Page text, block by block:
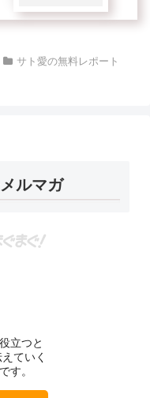
サト愛の無料レポート
ルマガ
立つと
ていく
す。